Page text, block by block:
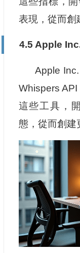
表現，從而創
4.5 Apple
Apple
Whispers API
這些工具，
態，從而創建